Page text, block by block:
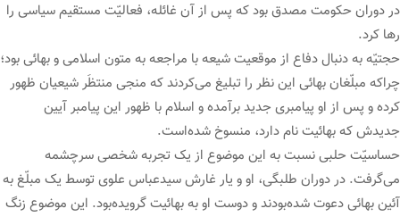
در دوران حکومت مصدق بود که پس از آن غائله، فعالیّت مستقیم سیاسی را
رها کرد.
حجتیّه به دنبال دفاع از موقعیت شیعه با مراجعه به متون اسلامی و بهائی بود؛
چراکه مبلّغان بهائی این نظر را تبلیغ می‌کردند که منجی منتظَر شیعیان ظهور
کرده و پس از او پیامبری جدید برآمده و اسلام با ظهور این پیامبر آیین
جدیدش که بهائیت نام دارد، منسوخ شده‌است.
حساسیّت حلبی نسبت به این موضوع از یک تجربه شخصی سرچشمه
می‌گرفت. در دوران طلبگی، او و یار غارش سیدعباس علوی توسط یک مبلّغ به
آئین بهائی دعوت شده‌بودند و دوست او به بهائیت گرویده‌بود. این موضوع زنگ